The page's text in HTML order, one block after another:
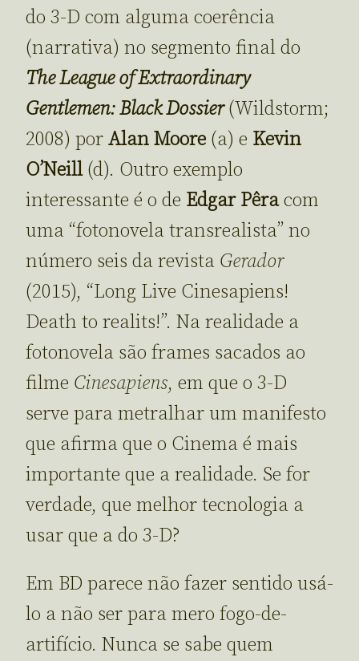
do 3-D com alguma coerência
(narrativa) no segmento final do
The League of Extraordinary
Gentlemen: Black Dossier(Wildstorm;
2008) por Alan Moore (a) e Kevin
O’Neill(d). Outro exemplo
interessante é o de Edgar Pêracom
uma “fotonovela transrealista” no
número seis da revista Gerador
(2015), “Long Live Cinesapiens!
Death to realits!”. Na realidade a
fotonovela são frames sacados ao
filme Cinesapiens, em que o 3-D
serve para metralhar um manifesto
que afirma que o Cinema é mais
importante que a realidade. Se for
verdade, que melhor tecnologia a
usar que a do 3-D?
Em BD parece não fazer sentido usá-
lo a não ser para mero fogo-de-
artifício. Nunca se sabe quem